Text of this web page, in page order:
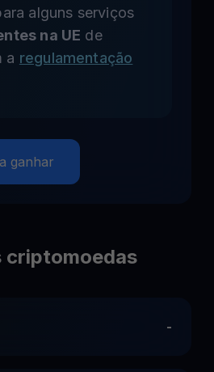
alguns serviços
na UE de
a regulamentação
ganhar
criptomoedas
-